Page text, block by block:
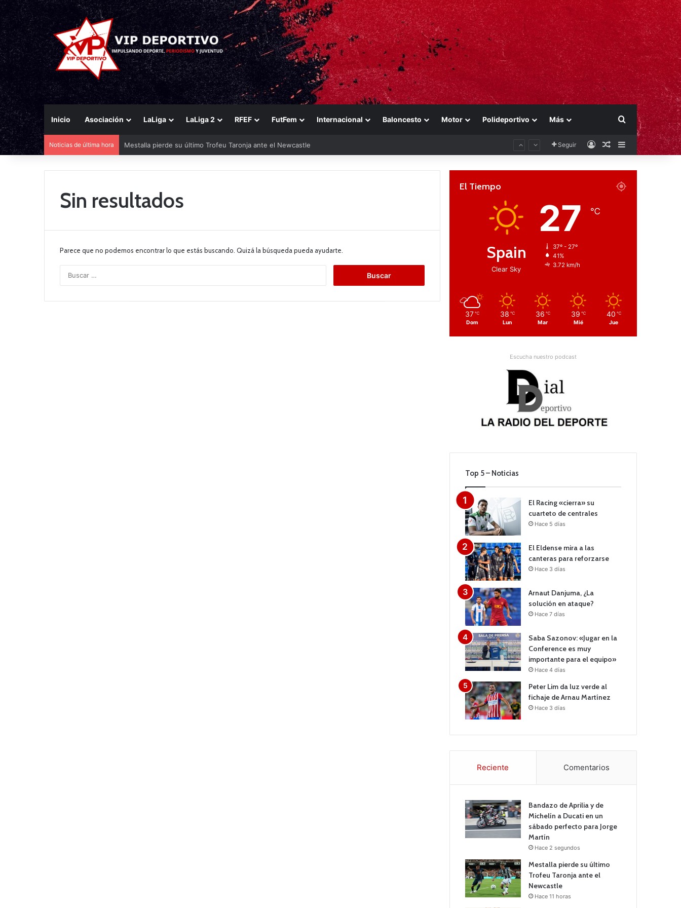
Inicio Asociación LaLiga LaLiga 2 RFEF FutFem Internacional Baloncesto Motor Polideportivo Más Buscar por
Noticias de última hora Mestalla pierde su último Trofeu Taronja ante el Newcastle Seguir AccesoPublicación al
Barra lateral
Sin resultados
Parece que no podemos encontrar lo que estás buscando. Quizá la búsqueda pueda ayudarte.
c
El Tiempo
Spain
Clear Sky
27 ℃
37º - 27º
41%
3.72 km/h
37 ℃
Dom
38 ℃
Lun
36 ℃
Mar
39 ℃
Mié
40 ℃
Jue
Escucha nuestro podcast
Top 5 – Noticias
El Racing «cierra» su
cuarteto de centrales
Hace 5 días
El Eldense mira a las
canteras para reforzarse
Hace 3 días
Arnaut Danjuma, ¿La
solución en ataque?
Hace 7 días
Saba Sazonov: «Jugar en la
Conference es muy
importante para el equipo»
Hace 4 días
Peter Lim da luz verde al
fichaje de Arnau Martínez
Hace 3 días
Reciente Comentarios
Bandazo de Aprilia y de
Michelín a Ducati en un
sábado perfecto para Jorge
Martín
Hace 2 segundos
Mestalla pierde su último
Trofeu Taronja ante el
Newcastle
Hace 11 horas